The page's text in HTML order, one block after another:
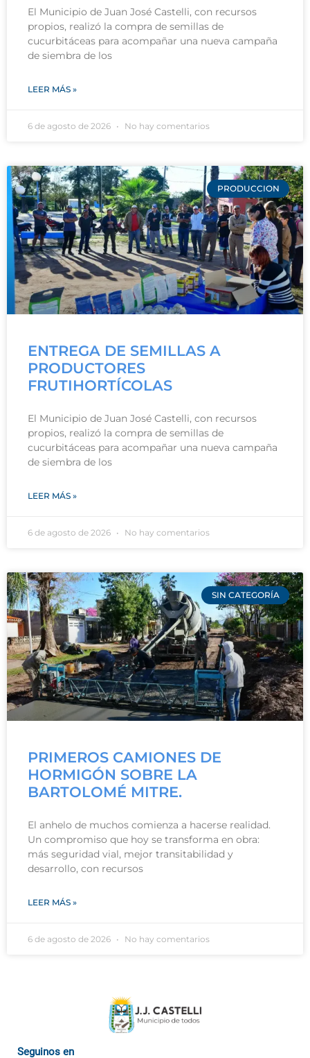
El Municipio de Juan José Castelli, con recursos
propios, realizó la compra de semillas de
cucurbitáceas para acompañar una nueva campaña
de siembra de los
LEER MÁS »
6 de agosto de 2026 No hay comentarios
PRODUCCION
ENTREGA DE SEMILLAS A
PRODUCTORES
FRUTIHORTÍCOLAS
El Municipio de Juan José Castelli, con recursos
propios, realizó la compra de semillas de
cucurbitáceas para acompañar una nueva campaña
de siembra de los
LEER MÁS »
6 de agosto de 2026 No hay comentarios
SIN CATEGORÍA
PRIMEROS CAMIONES DE
HORMIGÓN SOBRE LA
BARTOLOMÉ MITRE.
El anhelo de muchos comienza a hacerse realidad.
Un compromiso que hoy se transforma en obra:
más seguridad vial, mejor transitabilidad y
desarrollo, con recursos
LEER MÁS »
6 de agosto de 2026 No hay comentarios
Seguinos en